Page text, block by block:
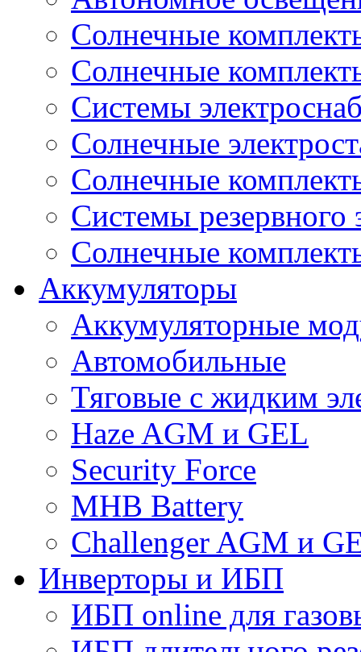
Солнечные
Солнечные
Системы
Cолнечные
Солнечные
Системы резервного
Солнечные
Аккумуляторы
Аккумуляторные
Автомобильные
Тяговые с жидким
Haze AGM и GEL
Security Force
MHB Battery
Challenger AGM и
Инверторы и ИБП
ИБП online для